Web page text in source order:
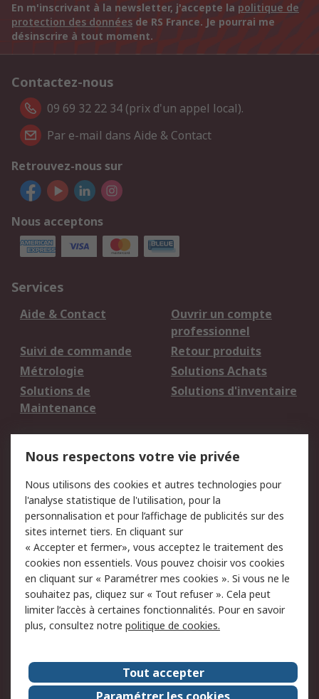
En m'inscrivant à la newsletter, j'accepte la politique de
protection des données de RS France. Je pourrai me
désinscrire à tout moment.
Contactez-nous
09 69 32 22 34 (prix d'un appel local).
Par e-mail dans Aide & Contact
Retrouvez-nous sur
Nous acceptons
Services
Aide & Contact
Ouvrir un compte
professionnel
Suivi de commande
Retour produits
Métrologie
Solutions Achats
Solutions de
Maintenance
Solutions d'inventaire
du site
Politique de protection
des données - Mise à
jour
Sécurité des E-mails
Conditions générales
de vente
Politique anti-
corruption
Campagnes marketing
A propos de RS
A propos de RS France
Evénements
Le groupe RS Group Plc
Presse
Nous respectons votre vie privée
Nous utilisons des cookies et autres technologies pour
l'analyse statistique de l'utilisation, pour la
personnalisation et pour l’affichage de publicités sur des
sites internet tiers. En cliquant sur
« Accepter et fermer», vous acceptez le traitement des
cookies non essentiels. Vous pouvez choisir vos cookies
en cliquant sur « Paramétrer mes cookies ». Si vous ne le
souhaitez pas, cliquez sur « Tout refuser ». Cela peut
limiter l’accès à certaines fonctionnalités. Pour en savoir
plus, consultez notre politique de cookies.
Tout accepter